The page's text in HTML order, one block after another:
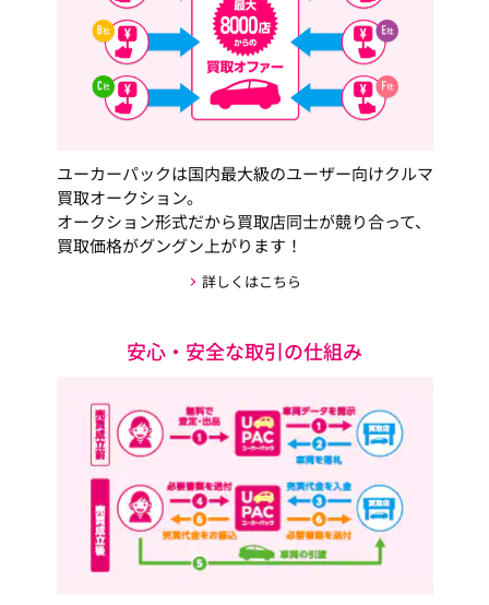
ユーカーパックは国内最大級のユーザー向けクルマ
買取オークション。
オークション形式だから買取店同士が競り合って、
買取価格がグングン上がります！
詳しくはこちら
安心・安全な取引の仕組み